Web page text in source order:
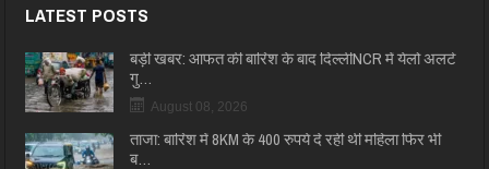
LATEST POSTS
बड़ी खबर: आफत की बारिश के बाद दिल्लीNCR में येलो अलर्ट
गु…
August 08, 2026
ताजा: बारिश में 8KM के 400 रुपये दे रही थी महिला फिर भी
ब…